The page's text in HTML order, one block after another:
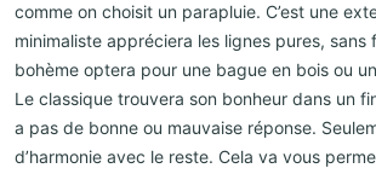
comme on choisit un parapluie. C’est une
minimaliste appréciera les lignes pures, sans
bohème optera pour une bague en bois ou
Le classique trouvera son bonheur dans un fin
a pas de bonne ou mauvaise réponse.
d’harmonie avec le reste. Cela va vous